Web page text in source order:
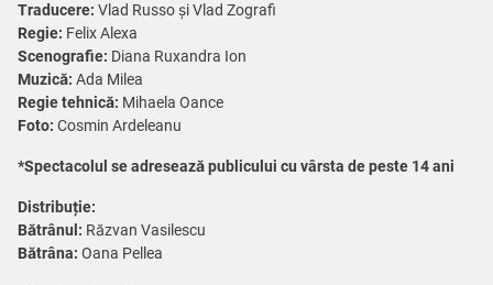
Traducere: Vlad Russo și Vlad Zografi
Regie: Felix Alexa
Scenografie: Diana Ruxandra Ion
Muzică: Ada Milea
Regie tehnică: Mihaela Oance
Foto: Cosmin Ardeleanu
*Spectacolul se adresează publicului cu vârsta de peste 14 ani
Distribuție:
Bătrânul: Răzvan Vasilescu
Bătrâna: Oana Pellea